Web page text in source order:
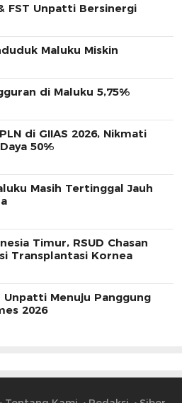
FST Unpatti Bersinergi
Maluku Miskin
di Maluku 5,75%
di GIIAS 2026, Nikmati
50%
Masih Tertinggal Jauh
Timur, RSUD Chasan
Transplantasi Kornea
Menuju Panggung
2026